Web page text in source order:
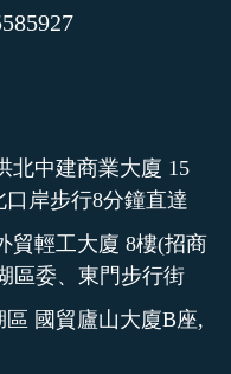
北中建商業大廈 15
岸步行8分鐘直達
貿輕工大廈 8樓(招商
區委、東門步行街
國貿廬山大廈B座,